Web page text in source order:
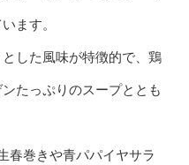
ます。
した風味が特徴的で、鶏
たっぷりのスープととも
春巻きや青パパイヤサラ